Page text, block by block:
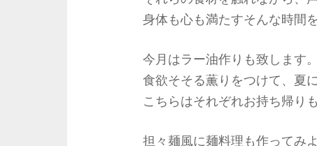
身体も心も満たすそんな時間
今月はラー油作りも致します。
食欲そそる薫りをつけて、夏
こちらはそれぞれお持ち帰り
担々麺風に麺料理も作ってみ